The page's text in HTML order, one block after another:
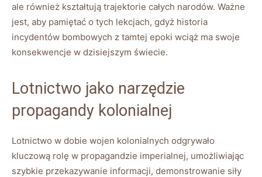
ale również kształtują trajektorie całych narodów. Ważne
jest, aby pamiętać o tych lekcjach, gdyż historia
incydentów bombowych z tamtej epoki wciąż ma swoje
konsekwencje w dzisiejszym świecie.
Lotnictwo jako narzędzie
propagandy kolonialnej
Lotnictwo w dobie wojen kolonialnych odgrywało
kluczową rolę w propagandzie imperialnej, umożliwiając
szybkie przekazywanie informacji, demonstrowanie siły